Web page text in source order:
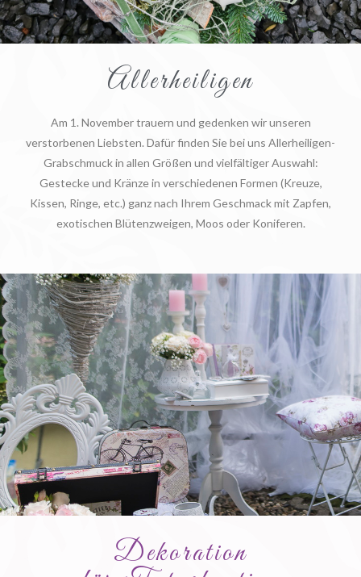
Allerheiligen
Am 1. November trauern und gedenken wir unseren
verstorbenen Liebsten. Dafür finden Sie bei uns Allerheiligen-
Grabschmuck in allen Größen und vielfältiger Auswahl:
Gestecke und Kränze in verschiedenen Formen (Kreuze,
Kissen, Ringe, etc.) ganz nach Ihrem Geschmack mit Zapfen,
exotischen Blütenzweigen, Moos oder Koniferen.
Dekoration